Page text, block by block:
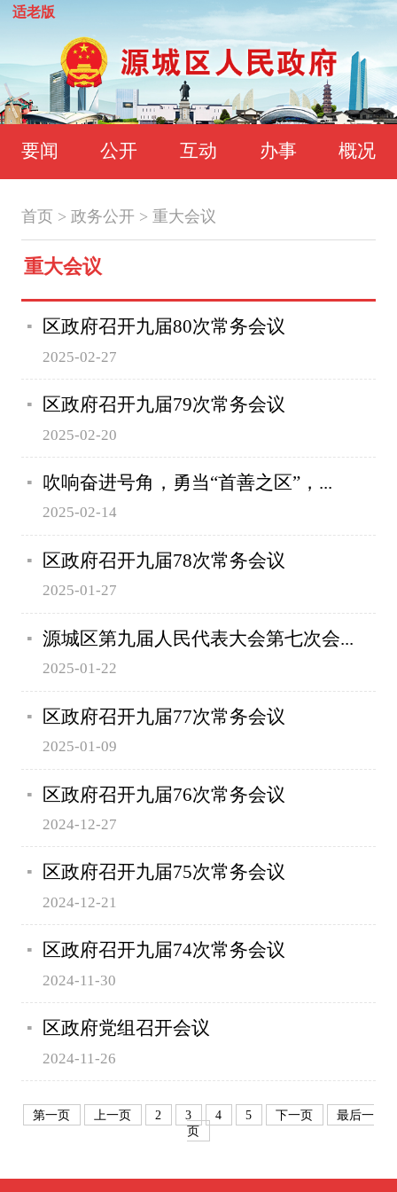
适老版
要闻 公开 互动 办事 概况
首页 > 政务公开> 重大会议
重大会议
区政府召开九届80次常务会议
2025-02-27
区政府召开九届79次常务会议
2025-02-20
吹响奋进号角，勇当“首善之区”，...
2025-02-14
区政府召开九届78次常务会议
2025-01-27
源城区第九届人民代表大会第七次会...
2025-01-22
区政府召开九届77次常务会议
2025-01-09
区政府召开九届76次常务会议
2024-12-27
区政府召开九届75次常务会议
2024-12-21
区政府召开九届74次常务会议
2024-11-30
区政府党组召开会议
2024-11-26
第一页 上一页 2 3 4 5 下一页
最后一
页